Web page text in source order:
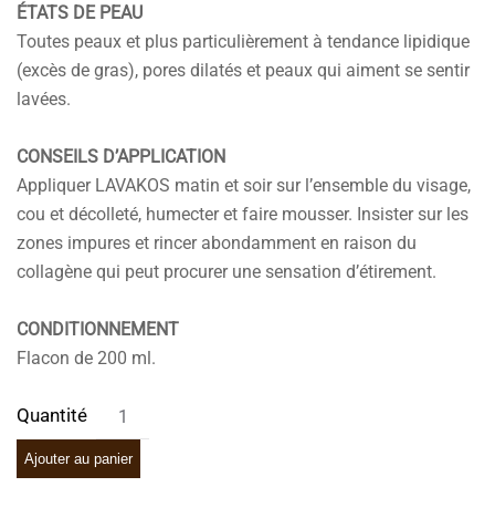
ÉTATS DE PEAU
Toutes peaux et plus particulièrement à tendance lipidique
(excès de gras), pores dilatés et peaux qui aiment se sentir
lavées.
CONSEILS D’APPLICATION
Appliquer LAVAKOS matin et soir sur l’ensemble du visage,
cou et décolleté, humecter et faire mousser. Insister sur les
zones impures et rincer abondamment en raison du
collagène qui peut procurer une sensation d’étirement.
CONDITIONNEMENT
Flacon de 200 ml.
Ajouter au panier